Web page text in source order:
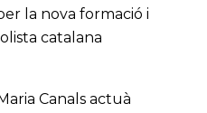
la nova formació i
catalana
Canals actuà